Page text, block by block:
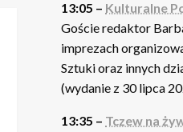
13:05 – Kulturalne
Goście redaktor
imprezach
Sztuki oraz innych
(wydanie z 30 lipca
13:35 – Tczew na